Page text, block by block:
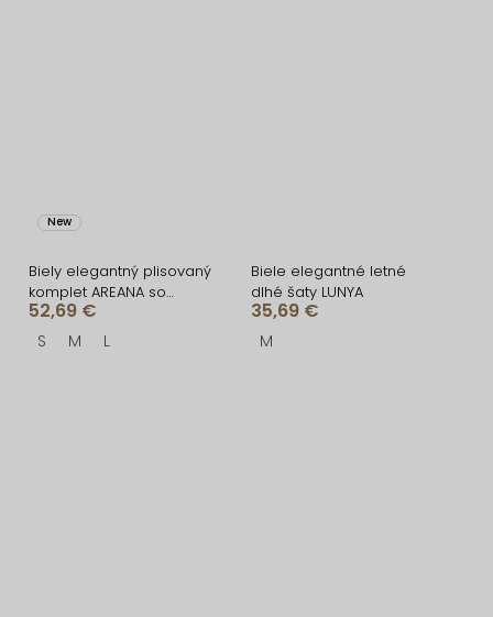
New
Biely elegantný plisovaný
komplet AREANA so
sukňou
52,69 €
S M L
Biele elegantné letné
dlhé šaty LUNYA
35,69 €
M